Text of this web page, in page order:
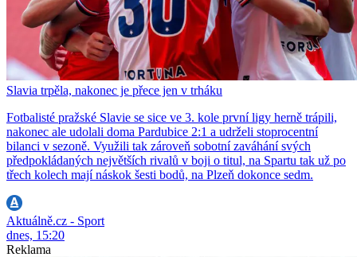
Slavia trpěla, nakonec je přece jen v trháku
Fotbalisté pražské Slavie se sice ve 3. kole první ligy herně trápili,
nakonec ale udolali doma Pardubice 2:1 a udrželi stoprocentní
bilanci v sezoně. Využili tak zároveň sobotní zaváhání svých
předpokládaných největších rivalů v boji o titul, na Spartu tak už po
třech kolech mají náskok šesti bodů, na Plzeň dokonce sedm.
Aktuálně.cz - Sport
dnes, 15:20
Reklama